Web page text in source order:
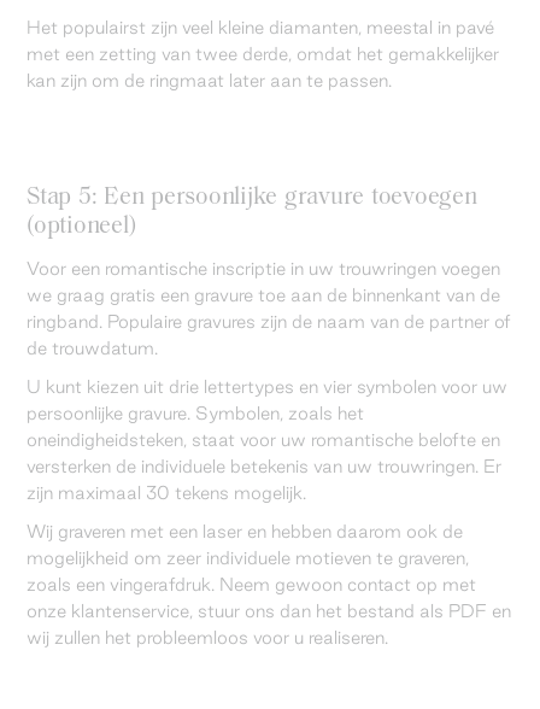
Het populairst zijn veel kleine diamanten, meestal in pavé
met een zetting van twee derde, omdat het gemakkelijker
kan zijn om de ringmaat later aan te passen.
Stap 5: Een persoonlijke gravure toevoegen
(optioneel)
Voor een romantische inscriptie in uw trouwringen voegen
we graag gratis een gravure toe aan de binnenkant van de
ringband. Populaire gravures zijn de naam van de partner of
de trouwdatum.
U kunt kiezen uit drie lettertypes en vier symbolen voor uw
persoonlijke gravure. Symbolen, zoals het
oneindigheidsteken, staat voor uw romantische belofte en
versterken de individuele betekenis van uw trouwringen. Er
zijn maximaal 30 tekens mogelijk.
Wij graveren met een laser en hebben daarom ook de
mogelijkheid om zeer individuele motieven te graveren,
zoals een vingerafdruk. Neem gewoon contact op met
onze klantenservice, stuur ons dan het bestand als PDF en
wij zullen het probleemloos voor u realiseren.